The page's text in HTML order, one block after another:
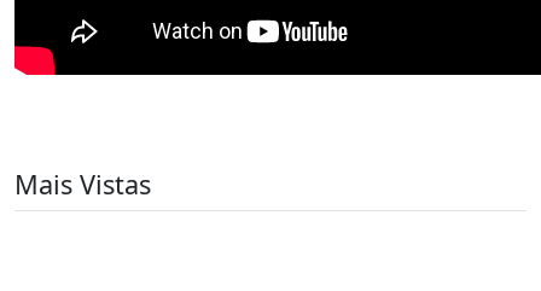
Mais Vistas